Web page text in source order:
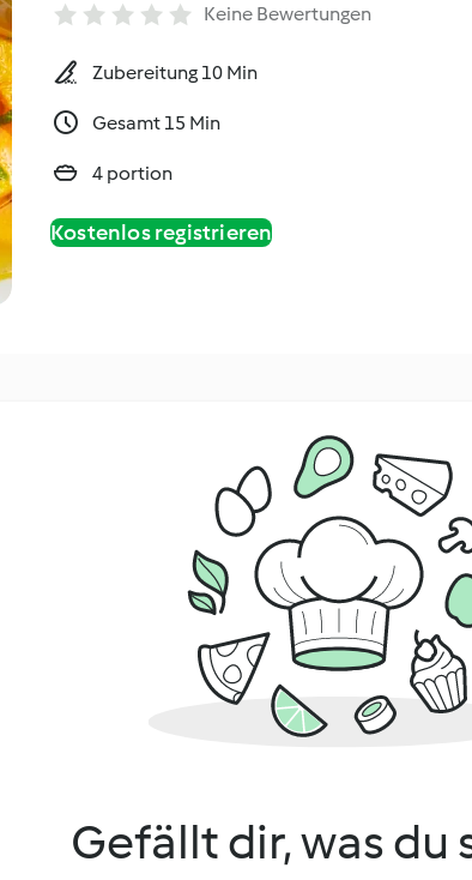
Keine Bewertungen
Zubereitung 10 Min
Gesamt 15 Min
4 portion
Kostenlos registrieren
Gefällt dir, was du